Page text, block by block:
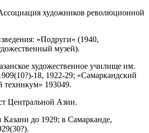
художников революционной
«Подруги» (1940,
музей).
художественное училище им.
18, 1922-29; «Самаркандский
техникум» 193049.
Центральной Азии.
до 1929; в Самарканде,